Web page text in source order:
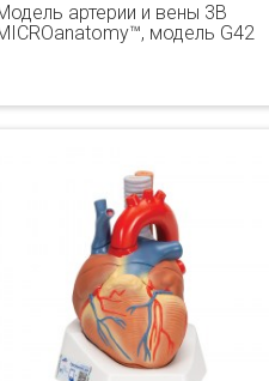
артерии и вены 3B
модель G42